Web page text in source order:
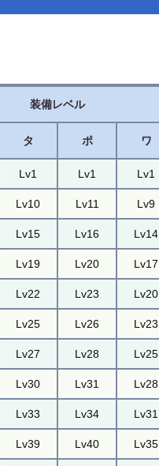
装備レベル
タ ポ ワ
Lv1 Lv1 Lv1
Lv10 Lv11 Lv9
Lv15 Lv16 Lv14
Lv19 Lv20 Lv17
Lv22 Lv23 Lv20
Lv25 Lv26 Lv23
Lv27 Lv28 Lv25
Lv30 Lv31 Lv28
Lv33 Lv34 Lv31
Lv39 Lv40 Lv35